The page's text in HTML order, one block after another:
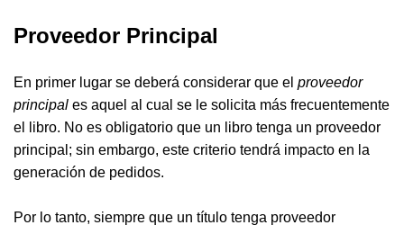
Proveedor Principal
En primer lugar se deberá considerar que el proveedor
principal es aquel al cual se le solicita más frecuentemente
el libro. No es obligatorio que un libro tenga un proveedor
principal; sin embargo, este criterio tendrá impacto en la
generación de pedidos.
Por lo tanto, siempre que un título tenga proveedor